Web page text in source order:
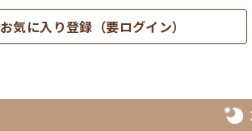
お気に入り登録（要ログイン）